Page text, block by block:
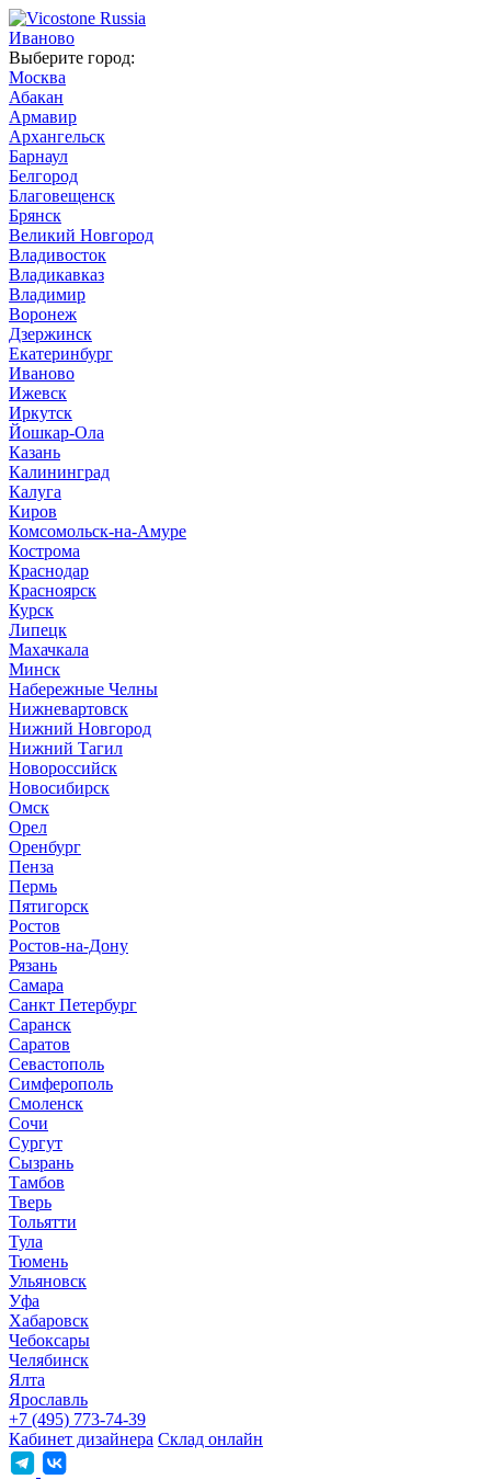
Иваново
Выберите город:
Москва
Абакан
Армавир
Архангельск
Барнаул
Белгород
Благовещенск
Брянск
Великий Новгород
Владивосток
Владикавказ
Владимир
Воронеж
Дзержинск
Екатеринбург
Иваново
Ижевск
Иркутск
Йошкар-Ола
Казань
Калининград
Калуга
Киров
Комсомольск-на-Амуре
Кострома
Краснодар
Красноярск
Курск
Липецк
Махачкала
Минск
Набережные Челны
Нижневартовск
Нижний Новгород
Нижний Тагил
Новороссийск
Новосибирск
Омск
Орел
Оренбург
Пенза
Пермь
Пятигорск
Ростов
Ростов-на-Дону
Рязань
Самара
Санкт Петербург
Саранск
Саратов
Севастополь
Симферополь
Смоленск
Сочи
Сургут
Сызрань
Тамбов
Тверь
Тольятти
Тула
Тюмень
Ульяновск
Уфа
Хабаровск
Чебоксары
Челябинск
Ялта
Ярославль
+7 (495) 773-74-39
Кабинет дизайнера Склад онлайн